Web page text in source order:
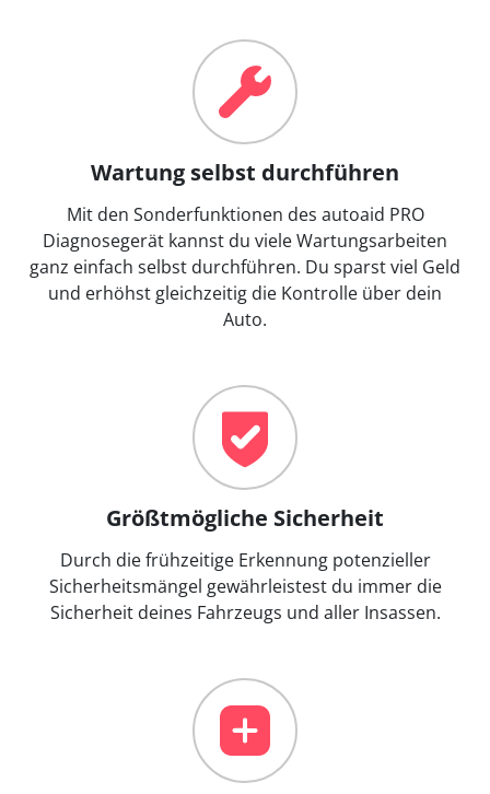
Wartung selbst durchführen
Mit den Sonderfunktionen des autoaid PRO
Diagnosegerät kannst du viele Wartungsarbeiten
ganz einfach selbst durchführen. Du sparst viel Geld
und erhöhst gleichzeitig die Kontrolle über dein
Auto.
Größtmögliche Sicherheit
Durch die frühzeitige Erkennung potenzieller
Sicherheitsmängel gewährleistest du immer die
Sicherheit deines Fahrzeugs und aller Insassen.